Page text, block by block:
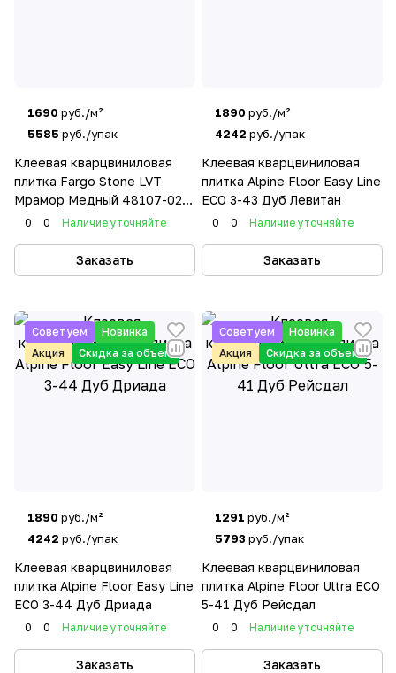
1690 руб./м²
5585 руб./упак
Клеевая кварцвиниловая
плитка Fargo Stone LVT
Мрамор Медный 48107-02
фаска
0 0 Наличие уточняйте
Заказать
1890 руб./м²
4242 руб./упак
Клеевая кварцвиниловая
плитка Alpine Floor Easy Line
ЕСО 3-43 Дуб Левитан
0 0 Наличие уточняйте
Заказать
Советуем
Новинка
Акция
Скидка за объем
1890 руб./м²
4242 руб./упак
Клеевая кварцвиниловая
плитка Alpine Floor Easy Line
ЕСО 3-44 Дуб Дриада
0 0 Наличие уточняйте
Заказать
Советуем
Новинка
Акция
Скидка за объем
1291 руб./м²
5793 руб./упак
Клеевая кварцвиниловая
плитка Alpine Floor Ultra ECO
5-41 Дуб Рейсдал
0 0 Наличие уточняйте
Заказать